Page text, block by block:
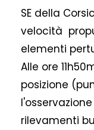
SE della
velocità
elementi
Alle ore
posizione
rilevamenti